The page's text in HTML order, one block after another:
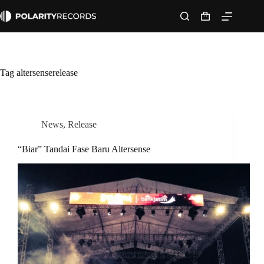
to
Shopping
cart
Tag altersenserelease
News, Release
“Biar” Tandai Fase Baru Altersense